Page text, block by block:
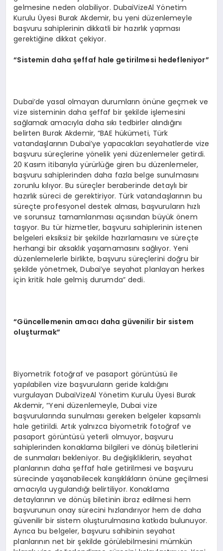
gelmesine neden olabiliyor. DubaiVizeAl Yönetim
Kurulu Üyesi Burak Akdemir, bu yeni düzenlemeyle
başvuru sahiplerinin dikkatli bir hazırlık yapması
gerektiğine dikkat çekiyor.
“Sistemin daha şeffaf hale getirilmesi hedefleniyor”
Dubai’de yasal olmayan durumların önüne geçmek ve
vize sisteminin daha şeffaf bir şekilde işlemesini
sağlamak amacıyla daha sıkı tedbirler alındığını
belirten Burak Akdemir, “BAE hükümeti, Türk
vatandaşlarının Dubai’ye yapacakları seyahatlerde vize
başvuru süreçlerine yönelik yeni düzenlemeler getirdi.
20 Kasım itibarıyla yürürlüğe giren bu düzenlemeler,
başvuru sahiplerinden daha fazla belge sunulmasını
zorunlu kılıyor. Bu süreçler beraberinde detaylı bir
hazırlık süreci de gerektiriyor. Türk vatandaşlarının bu
süreçte profesyonel destek alması, başvuruların hızlı
ve sorunsuz tamamlanması açısından büyük önem
taşıyor. Bu tür hizmetler, başvuru sahiplerinin istenen
belgeleri eksiksiz bir şekilde hazırlamasını ve süreçte
herhangi bir aksaklık yaşamamasını sağlıyor. Yeni
düzenlemelerle birlikte, başvuru süreçlerini doğru bir
şekilde yönetmek, Dubai’ye seyahat planlayan herkes
için kritik hale gelmiş durumda” dedi.
“Güncellemenin amacı daha güvenilir bir sistem
oluşturmak”
Biyometrik fotoğraf ve pasaport görüntüsü ile
yapılabilen vize başvuruların geride kaldığını
vurgulayan DubaiVizeAl Yönetim Kurulu Üyesi Burak
Akdemir, “Yeni düzenlemeyle, Dubai vize
başvurularında sunulması gereken belgeler kapsamlı
hale getirildi. Artık yalnızca biyometrik fotoğraf ve
pasaport görüntüsü yeterli olmuyor, başvuru
sahiplerinden konaklama bilgileri ve dönüş biletlerini
de sunmaları bekleniyor. Bu değişikliklerin, seyahat
planlarının daha şeffaf hale getirilmesi ve başvuru
sürecinde yaşanabilecek karışıklıkların önüne geçilmesi
amacıyla uygulandığı belirtiliyor. Konaklama
detaylarının ve dönüş biletinin ibraz edilmesi hem
başvurunun onay sürecini hızlandırıyor hem de daha
güvenilir bir sistem oluşturulmasına katkıda bulunuyor.
Ayrıca bu belgeler, başvuru sahibinin seyahat
planlarının net bir şekilde görülebilmesini mümkün